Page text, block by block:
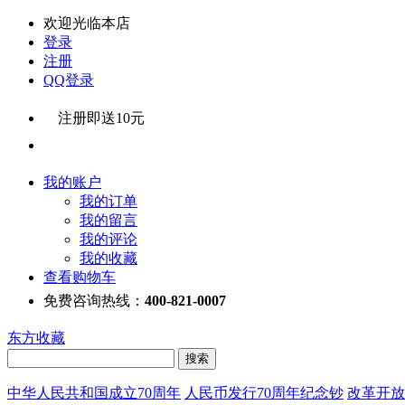
欢迎光临本店
登录
注册
QQ登录
注册即送10元
我的账户
我的订单
我的留言
我的评论
我的收藏
查看购物车
免费咨询热线： 400-821-0007
东方收藏
中华人民共和国成立70周年 人民币发行70周年纪念钞 改革开